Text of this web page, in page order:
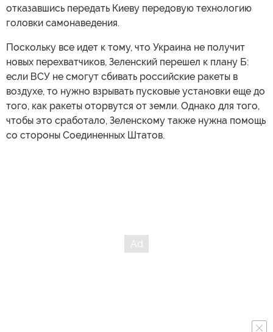
отказавшись передать Киеву передовую технологию
головки самонаведения.
Поскольку все идет к тому, что Украина не получит
новых перехватчиков, Зеленский перешел к плану Б:
если ВСУ не смогут сбивать российские ракеты в
воздухе, то нужно взрывать пусковые установки еще до
того, как ракеты оторвутся от земли. Однако для того,
чтобы это сработало, Зеленскому также нужна помощь
со стороны Соединенных Штатов.